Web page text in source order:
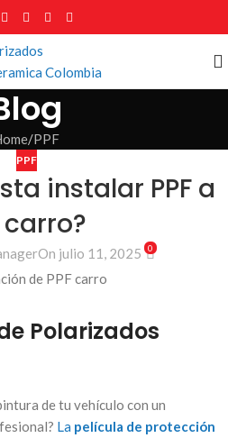
PPF
PPF
instalar PPF a
On julio 11, 2025 0
Polarizados
de tu vehículo con un
La película de protección